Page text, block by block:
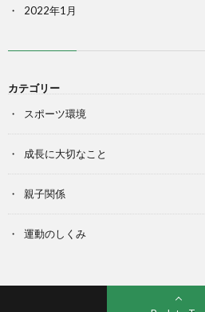
2022年1月
カテゴリー
スポーツ環境
成長に大切なこと
親子関係
運動のしくみ